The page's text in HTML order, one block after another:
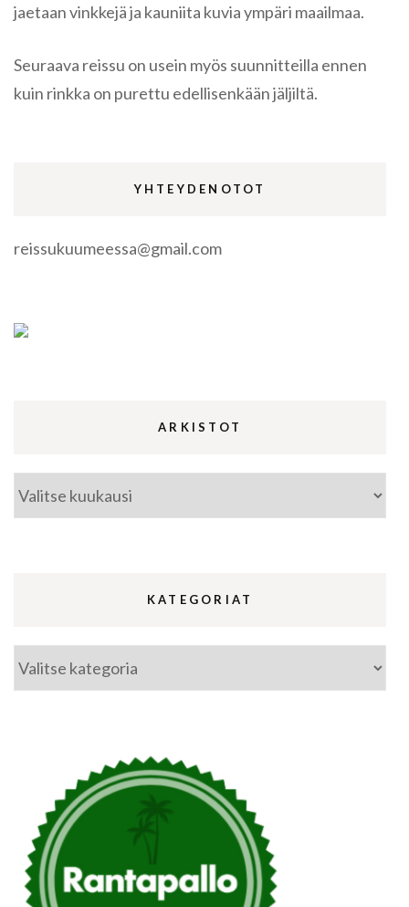
jaetaan vinkkejä ja kauniita kuvia ympäri maailmaa.
Seuraava reissu on usein myös suunnitteilla ennen
kuin rinkka on purettu edellisenkään jäljiltä.
YHTEYDENOTOT
reissukuumeessa@gmail.com
ARKISTOT
Arkistot
KATEGORIAT
Kategoriat